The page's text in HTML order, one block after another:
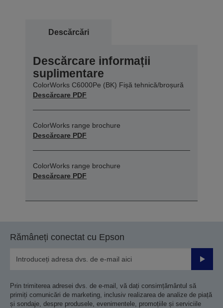
Descărcări
Descărcare informații
suplimentare
ColorWorks C6000Pe (BK) Fișă tehnică/broșură
Descărcare PDF
ColorWorks range brochure
Descărcare PDF
ColorWorks range brochure
Descărcare PDF
Rămâneți conectat cu Epson
Prin trimiterea adresei dvs. de e-mail, vă dați consimțământul să
primiți comunicări de marketing, inclusiv realizarea de analize de piață
și sondaje, despre produsele, evenimentele, promoțiile și serviciile